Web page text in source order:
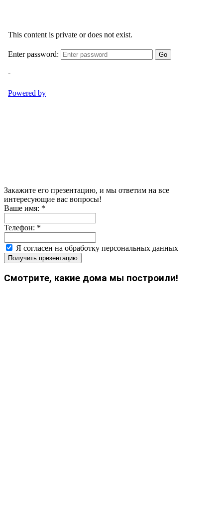
Закажите его презентацию, и мы ответим на все
интересующие вас вопросы!
Ваше имя: *
Телефон: *
Я согласен на обработку персональных данных
Получить презентацию
Смотрите, какие дома мы построили!